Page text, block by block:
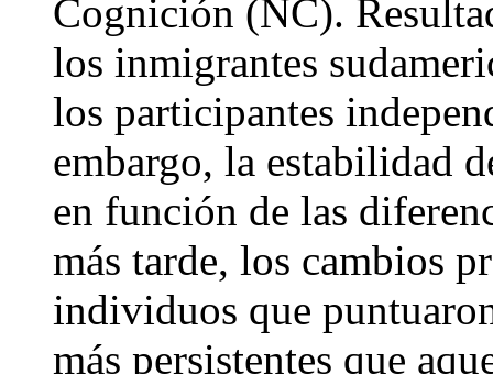
Cognición (NC).
los inmigrantes
los participantes
embargo, la estabilidad
en función de las
más tarde, los cambios
individuos que
más persistentes que